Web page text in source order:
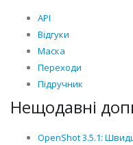
API
Відгуки
Маска
Переходи
Підручник
Нещодавні
OpenShot 3.5.1: